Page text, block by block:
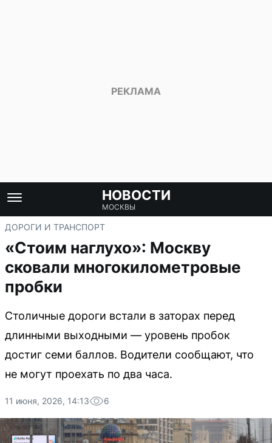
НОВОСТИ
МОСКВЫ
ДОРОГИ И ТРАНСПОРТ
«Стоим наглухо»: Москву
сковали многокилометровые
пробки
Столичные дороги встали в заторах перед
длинными выходными — уровень пробок
достиг семи баллов. Водители сообщают, что
не могут проехать по два часа.
11 июня, 2026, 14:13 6